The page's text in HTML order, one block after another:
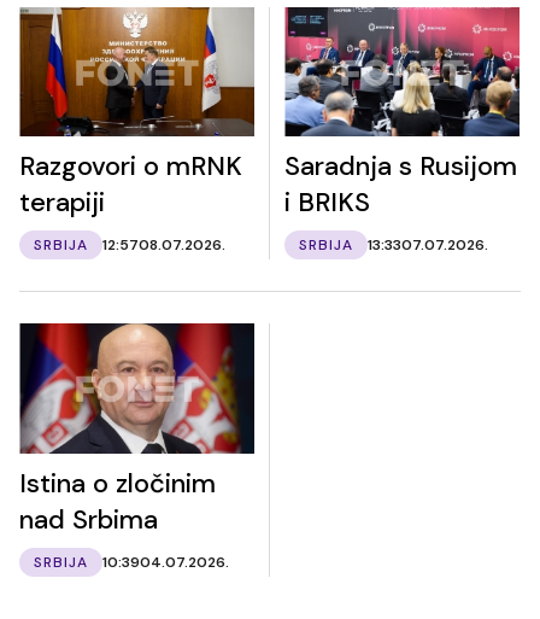
Razgovori o mRNK
terapiji
SRBIJA 12:5708.07.2026.
Saradnja s Rusijom
i BRIKS
SRBIJA 13:3307.07.2026.
Istina o zločinim
nad Srbima
SRBIJA 10:3904.07.2026.